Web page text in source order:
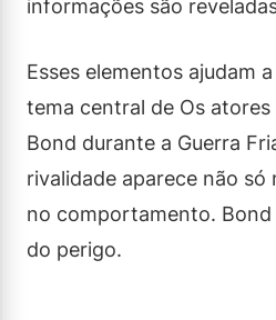
informações são
Esses elementos ajudam
tema central de Os
Bond durante a Guerra
rivalidade aparece não só
no comportamento.
do perigo.